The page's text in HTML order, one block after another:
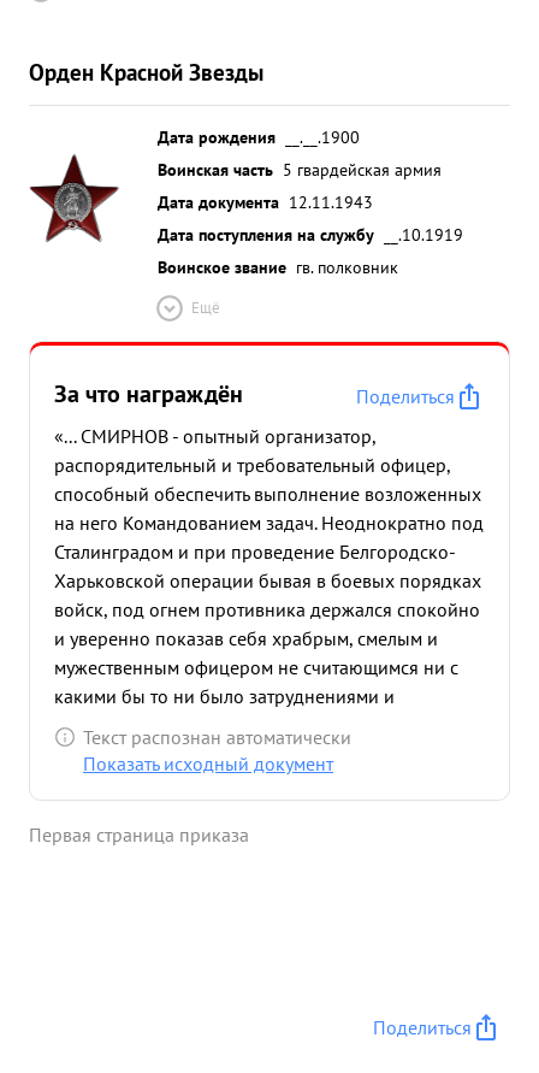
Орден Красной Звезды
Дата рождения
__.__.1900
Воинская часть 5 гвардейская армия
Дата документа 12.11.1943
Дата поступления на службу
__.10.1919
Воинское звание гв. полковник
Ещё
За что награждён
Поделиться
«... СМИРНОВ - опытный организатор,
распорядительный и требовательный офицер,
способный обеспечить выполнение возложенных
на него Командованием задач. Неоднократно под
Сталинградом и при проведение Белгородско-
Харьковской операции бывая в боевых порядках
войск, под огнем противника держался спокойно
и уверенно показав себя храбрым, смелым и
мужественным офицером не считающимся ни с
какими бы то ни было затруднениями и
настойчиво добиваю щимся выполнения
порученных ему Командованием заданий. Состоя
печатаных работ и бюллетень по Сталинградской
Текст распознан автоматически
Показать исходный документ
Первая страница приказа
Поделиться